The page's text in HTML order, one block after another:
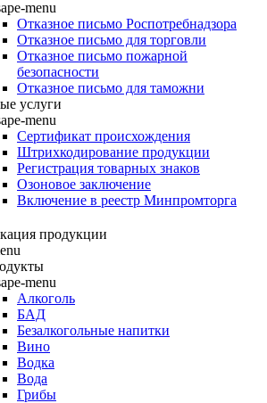
Отказное письмо Роспотребнадзора
Отказное письмо для торговли
Отказное письмо пожарной
безопасности
Отказное письмо для таможни
услуги
Сертификат происхождения
Штрихкодирование продукции
Регистрация товарных знаков
Озоновое заключение
Включение в реестр Минпромторга
продукции
Алкоголь
БАД
Безалкогольные напитки
Вино
Водка
Вода
Грибы